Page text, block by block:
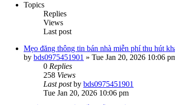
Topics
Replies
Views
Last post
Mẹo đăng thông tin bán nhà miễn phí thu hút
by bds0975451901 » Tue Jan 20, 2026 10:06
0 Replies
258 Views
Last postby bds0975451901
Tue Jan 20, 2026 10:06 pm